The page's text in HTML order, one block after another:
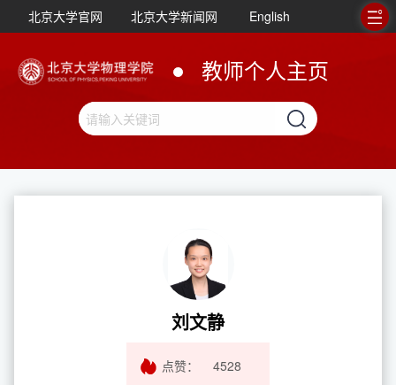
北京大学官网 北京大学新闻网 English
教师个人主页
刘文静
点赞： 4528